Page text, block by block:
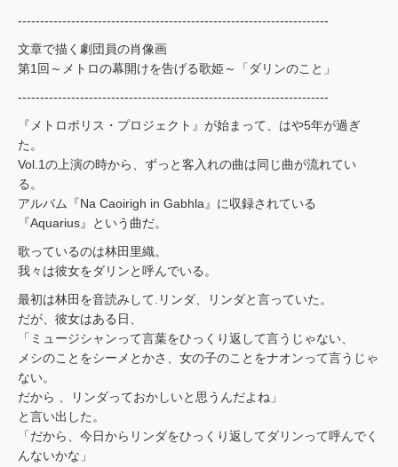
----------------------------------------------------------------------
文章で描く劇団員の肖像画
第1回～メトロの幕開けを告げる歌姫～「ダリンのこと」
----------------------------------------------------------------------
『メトロポリス・プロジェクト』が始まって、はや5年が過ぎ
た。
Vol.1の上演の時から、ずっと客入れの曲は同じ曲が流れてい
る。
アルバム『Na Caoirigh in Gabhla』に収録されている
『Aquarius』という曲だ。
歌っているのは林田里織。
我々は彼女をダリンと呼んでいる。
最初は林田を音読みして.リンダ、リンダと言っていた。
だが、彼女はある日、
「ミュージシャンって言葉をひっくり返して言うじゃない、
メシのことをシーメとかさ、女の子のことをナオンって言うじゃ
ない。
だから 、リンダっておかしいと思うんだよね」
と言い出した。
「だから、今日からリンダをひっくり返してダリンって呼んでく
んないかな」